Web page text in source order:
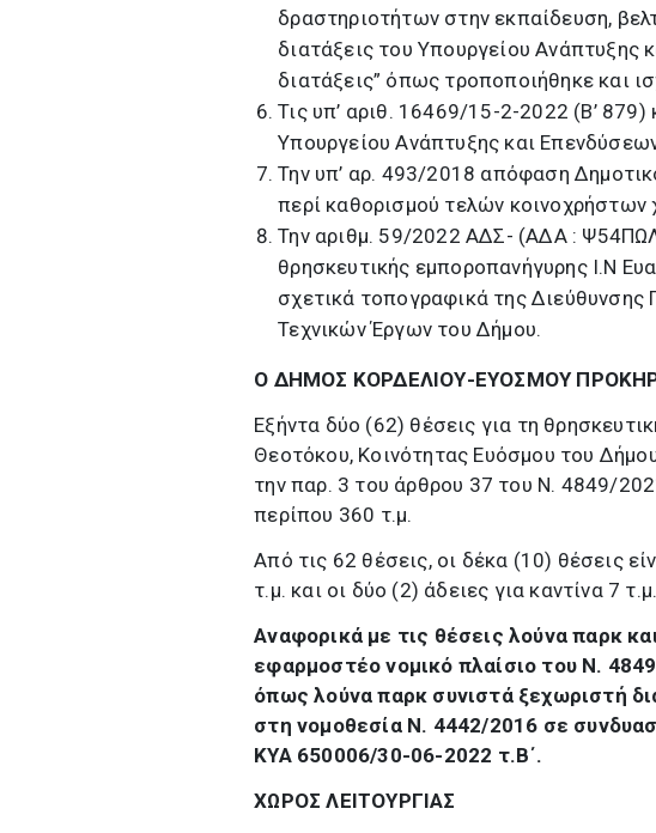
δραστηριοτήτων στην εκπαίδευση,
διατάξεις του Υπουργείου Ανάπτυξης
διατάξεις” όπως τροποποιήθηκε και
Τις υπ’ αριθ. 16469/15-2-2022 (Β’
Υπουργείου Ανάπτυξης και
Την υπ’ αρ. 493/2018 απόφαση
περί καθορισμού τελών
Την αριθμ. 59/2022 ΑΔΣ- (ΑΔΑ :
θρησκευτικής εμποροπανήγυρης Ι.Ν
σχετικά τοπογραφικά της Διεύθυνσης
Τεχνικών Έργων του Δήμου.
Ο ΔΗΜΟΣ ΚΟΡΔΕΛΙΟΥ-ΕΥΟΣΜΟΥ
Εξήντα δύο (62) θέσεις για τη
Θεοτόκου, Κοινότητας Ευόσμου του
την παρ. 3 του άρθρου 37 του Ν. 4849/
περίπου 360 τ.μ.
Από τις 62 θέσεις, οι δέκα (10) θέσεις
τ.μ. και οι δύο (2) άδειες για καντίνα 7 τ.μ.
Αναφορικά με τις θέσεις λούνα παρκ
εφαρμοστέο νομικό πλαίσιο του Ν.
όπως λούνα παρκ συνιστά ξεχωριστή
στη νομοθεσία Ν. 4442/2016 σε
ΚΥΑ 650006/30-06-2022 τ.Β΄.
ΧΩΡΟΣ ΛΕΙΤΟΥΡΓΙΑΣ